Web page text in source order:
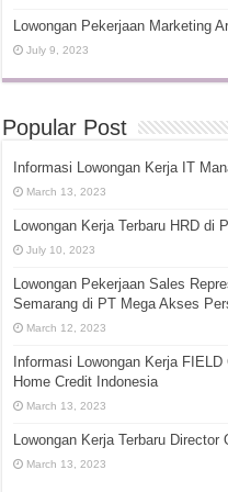
Lowongan Pekerjaan Marketing
July 9, 2023
Popular Post
Informasi Lowongan Kerja IT
March 13, 2023
Lowongan Kerja Terbaru HRD
July 10, 2023
Lowongan Pekerjaan Sales
Semarang di PT Mega Akses
March 12, 2023
Informasi Lowongan Kerja
Home Credit Indonesia
March 13, 2023
Lowongan Kerja Terbaru
March 13, 2023